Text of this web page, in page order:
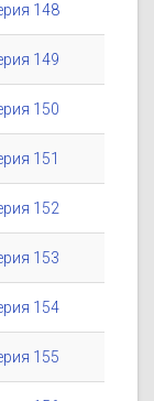
148
149
150
151
152
153
154
155